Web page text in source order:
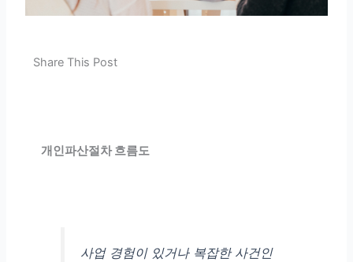
Share This Post
개인파산절차 흐름도
사업 경험이 있거나 복잡한 사건인